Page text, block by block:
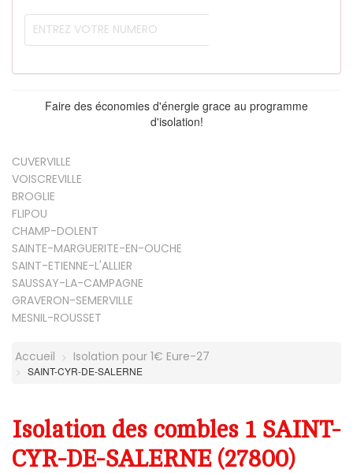
Faire des économies d'énergie grace au programme
d'isolation!
CUVERVILLE
VOISCREVILLE
BROGLIE
FLIPOU
CHAMP-DOLENT
SAINTE-MARGUERITE-EN-OUCHE
SAINT-ETIENNE-L'ALLIER
SAUSSAY-LA-CAMPAGNE
GRAVERON-SEMERVILLE
MESNIL-ROUSSET
Accueil Isolation pour 1€ Eure-27
SAINT-CYR-DE-SALERNE
Isolation des combles 1 SAINT-
CYR-DE-SALERNE (27800)